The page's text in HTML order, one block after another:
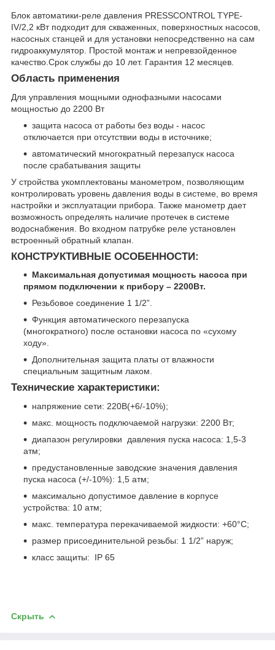
Блок автоматики-реле давления PRESSCONTROL TYPE-
IV/2,2 кВт подходит для скваженных, поверхностных насосов,
насосных станцей и для установки непосредственно на сам
гидроаккумулятор. Простой монтаж и непревзойденное
качество.Срок службы до 10 лет. Гарантия 12 месяцев.
Область применения
Для управления мощными однофазными насосами
мощностью до 2200 Вт
защита насоса от работы без воды - насос
отключается при отсутствии воды в источнике;
автоматический многократный перезапуск насоса
после срабатывания защиты
У стройства укомплектованы манометром, позволяющим
контролировать уровень давления воды в системе, во время
настройки и эксплуатации прибора. Также манометр дает
возможность определять наличие протечек в системе
водоснабжения. Во входном патрубке реле установлен
встроенный обратный клапан.
КОНСТРУКТИВНЫЕ ОСОБЕННОСТИ:
Максимальная допустимая мощность насоса при
прямом подключении к прибору – 2200Вт.
Резьбовое соединение 1 1/2”.
Функция автоматического перезапуска
(многократного) после остановки насоса по «сухому
ходу».
Дополнительная защита платы от влажности
специальным защитным лаком.
Технические характеристики:
напряжение сети: 220В(+6/-10%);
макс. мощность подключаемой нагрузки: 2200 Вт;
диапазон регулировки давления пуска насоса: 1,5-3
атм;
предустановленные заводские значения давления
пуска насоса (+/-10%): 1,5 атм;
максимально допустимое давление в корпусе
устройства: 10 атм;
макс. температура перекачиваемой жидкости: +60°С;
размер присоединительной резьбы: 1 1/2” наруж;
класс защиты: IP 65
Скрыть